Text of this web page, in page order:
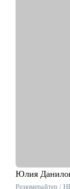
Юлия
Резюмерайтер /